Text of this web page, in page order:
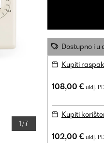
1/7
Dostupno i u
Kupiti
108,00 € uklj.
Kupiti
102,00 € uklj.